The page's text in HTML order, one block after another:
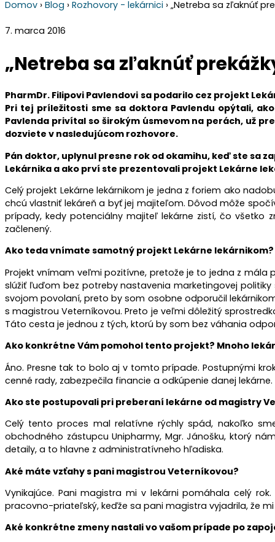
Domov › Blog › Rozhovory - lekárnici › „Netreba sa zľaknúť
7. marca 2016
„Netreba sa zľaknúť
PharmDr. Filipovi Pavlendovi sa podarilo cez projekt
Pri tej príležitosti sme sa doktora Pavlendu opýtali,
Pavlenda privítal so širokým úsmevom na perách, už
dozviete v nasledujúcom rozhovore.
Pán doktor, uplynul presne rok od okamihu, keď ste sa
Lekárnika a ako prví ste prezentovali projekt Lekárne
Celý projekt Lekárne lekárnikom je jedna z foriem ako
chcú vlastniť lekáreň a byť jej majiteľom. Dôvod môže
prípady, kedy potenciálny majiteľ lekárne zistí, čo
začlenený.
Ako teda vnímate samotný projekt Lekárne lekárnikom?
Projekt vnímam veľmi pozitívne, pretože je to jedna z
slúžiť ľuďom bez potreby nastavenia marketingovej
svojom povolaní, preto by som osobne odporučil
s magistrou Veterníkovou. Preto je veľmi dôležitý
Táto cesta je jednou z tých, ktorú by som bez váhania
Ako konkrétne Vám pomohol tento projekt? Mnoho
Áno. Presne tak to bolo aj v tomto prípade. Postupnými
cenné rady, zabezpečila financie a odkúpenie danej lekárne.
Ako ste postupovali pri preberaní lekárne od magistry
Celý tento proces mal relatívne rýchly spád, nakoľko
obchodného zástupcu Unipharmy, Mgr. Jánošku, ktorý
detaily, a to hlavne z administratívneho hľadiska.
Aké máte vzťahy s pani magistrou Veterníkovou?
Vynikajúce. Pani magistra mi v lekárni pomáhala celý
pracovno-priateľský, keďže sa pani magistra vyjadrila, že
Aké konkrétne zmeny nastali vo vašom prípade po